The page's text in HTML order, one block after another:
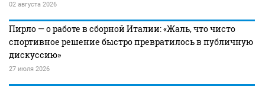
02 августа 2026
Пирло — о работе в сборной Италии: «Жаль, что чисто
спортивное решение быстро превратилось в публичную
дискуссию»
27 июля 2026